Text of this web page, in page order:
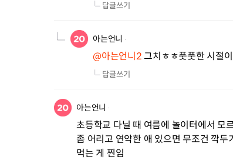
답글쓰기
아는언니
@아는언니2 그치ㅎㅎ풋풋한 시절
답글쓰기
아는언니
초등학교 다닐 때 여름에 놀이터에서 모
좀 어리고 연약한 애 있으면 무조건 깍
먹는 게 찐임